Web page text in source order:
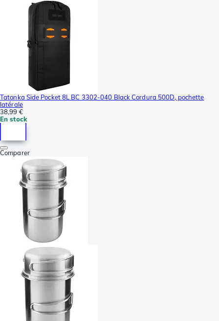
Tatonka Side Pocket 8L BC 3302-040 Black Cordura 500D, pochette
latérale
38,99 €
En stock
Comparer